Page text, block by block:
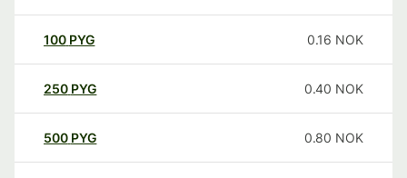
100 PYG 0.16 NOK
250 PYG 0.40 NOK
500 PYG 0.80 NOK